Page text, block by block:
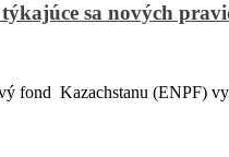
sa nových
Kazachstanu (ENPF)